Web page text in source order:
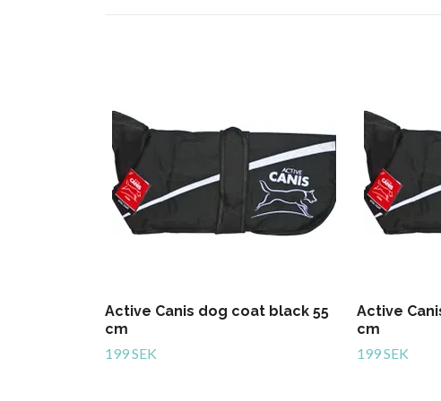
Active Canis dog coat black 55
cm
199 SEK
Active
cm
199 SEK